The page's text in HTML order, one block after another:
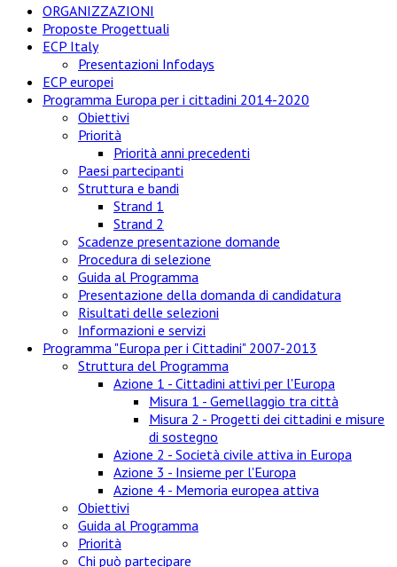
ORGANIZZAZIONI
Proposte Progettuali
ECP Italy
Presentazioni Infodays
ECP europei
Programma Europa per i cittadini 2014-2020
Obiettivi
Priorità
Priorità anni precedenti
Paesi partecipanti
Struttura e bandi
Strand 1
Strand 2
Scadenze presentazione domande
Procedura di selezione
Guida al Programma
Presentazione della domanda di candidatura
Risultati delle selezioni
Informazioni e servizi
Programma "Europa per i Cittadini" 2007-2013
Struttura del Programma
Azione 1 - Cittadini attivi per l'Europa
Misura 1 - Gemellaggio tra città
Misura 2 - Progetti dei cittadini e misure
di sostegno
Azione 2 - Società civile attiva in Europa
Azione 3 - Insieme per l'Europa
Azione 4 - Memoria europea attiva
Obiettivi
Guida al Programma
Priorità
Chi può partecipare